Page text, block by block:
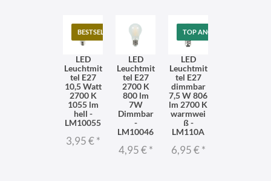
BESTSELLER
LED
Leuchtmit
tel E27
10,5 Watt
2700 K
1055 lm
hell -
LM10055
3,95 €*
LED
Leuchtmit
tel E27
2700 K
800 lm
7W
Dimmbar
-
LM10046
4,95 €*
TOP ANGEBOT
LED
Leuchtmit
tel E27
dimmbar
7,5 W 806
lm 2700 K
warmwei
ß -
LM110A
6,95 €*